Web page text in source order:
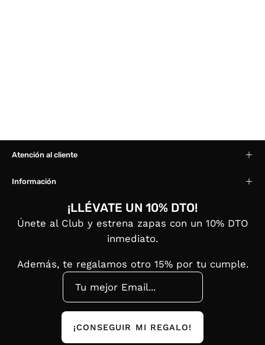
Atención al cliente
Información
¡LLÉVATE UN 10% DTO!
Únete al Club y estrena zapas con un 10% DTO
inmediato.
Además, te regalamos otro 15% por tu cumple.
¡CONSEGUIR MI REGALO!